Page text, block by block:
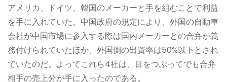
アメリカ、ドイツ、韓国のメーカーと手を組むことで利益
を手に入れていた。中国政府の規定により、外国の自動車
会社が中国市場に参入する際は国内メーカーとの合弁が義
務付けられていたほか、外国側の出資率は50%以下とされ
ていたのだ。よってこれら4社は、目をつぶってでも合弁
相手の売上分が手に入ったのである。